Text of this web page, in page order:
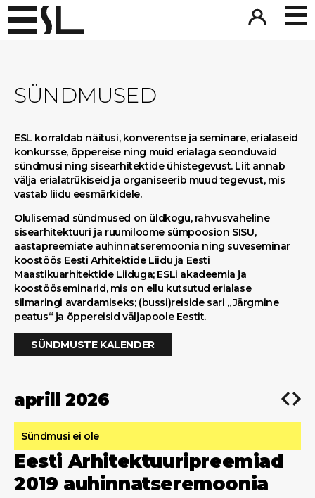
SÜNDMUSED
ESL korraldab näitusi, konverentse ja seminare, erialaseid
konkursse, õppereise ning muid erialaga seonduvaid
sündmusi ning sisearhitektide ühistegevust. Liit annab
välja erialatrükiseid ja organiseerib muud tegevust, mis
vastab liidu eesmärkidele.
Olulisemad sündmused on üldkogu, rahvusvaheline
sisearhitektuuri ja ruumiloome sümpoosion SISU,
aastapreemiate auhinnatseremoonia ning suveseminar
koostöös Eesti Arhitektide Liidu ja Eesti
Maastikuarhitektide Liiduga; ESLi akadeemia ja
koostööseminarid, mis on ellu kutsutud erialase
silmaringi avardamiseks; (bussi)reiside sari „Järgmine
peatus“ ja õppereisid väljapoole Eestit.
SÜNDMUSTE KALENDER
aprill 2026
Sündmusi ei ole
Eesti Arhitektuuripreemiad
2019 auhinnatseremoonia